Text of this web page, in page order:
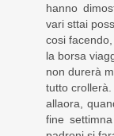
hanno
vari sttai
cosi
la borsa
non durerà
tutto crollerà.
allaora,
fine